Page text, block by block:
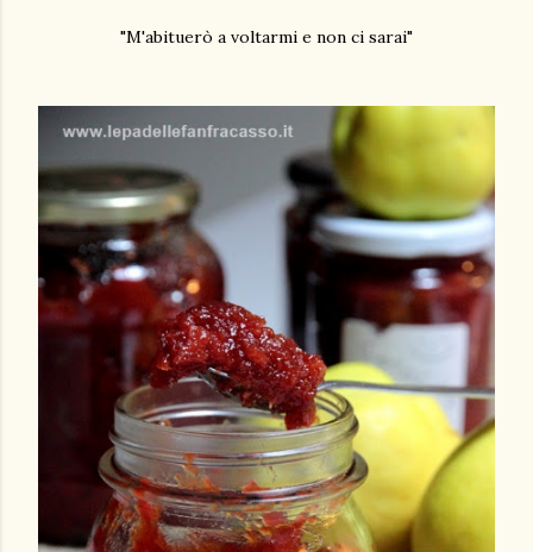
"M'abituerò a voltarmi e non ci sarai"